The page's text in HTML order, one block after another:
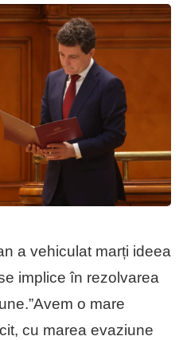
a vehiculat marți ideea
implice în rezolvarea
o mare
cu marea evaziune